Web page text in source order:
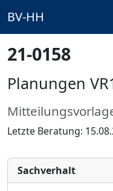
BV-HH
21-0158
Planungen
Letzte Beratung:
Sachverhalt